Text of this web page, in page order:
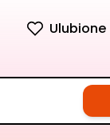
Ulubione